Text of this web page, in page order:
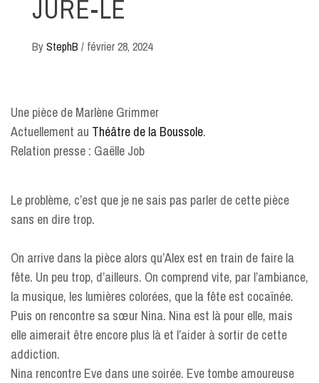
JURE-LE
ByStephB / février 28, 2024
Une pièce de Marlène Grimmer
Actuellement au Théâtre de la Boussole.
Relation presse : Gaëlle Job
Le problème, c’est que je ne sais pas parler de cette pièce
sans en dire trop.
On arrive dans la pièce alors qu’Alex est en train de faire la
fête. Un peu trop, d’ailleurs. On comprend vite, par l’ambiance,
la musique, les lumières colorées, que la fête est cocaïnée.
Puis on rencontre sa sœur Nina. Nina est là pour elle, mais
elle aimerait être encore plus là et l’aider à sortir de cette
addiction.
Nina rencontre Eve dans une soirée. Eve tombe amoureuse